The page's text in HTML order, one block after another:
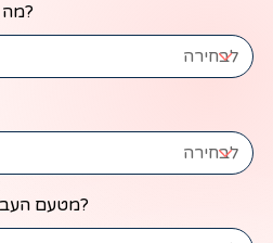
מה הרכב הילדים.ות במשפחה?
מטעם העבודה של מי מתבצע המעבר?